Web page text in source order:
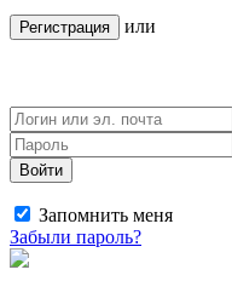
Регистрация или
Войти
Запомнить меня
Забыли пароль?